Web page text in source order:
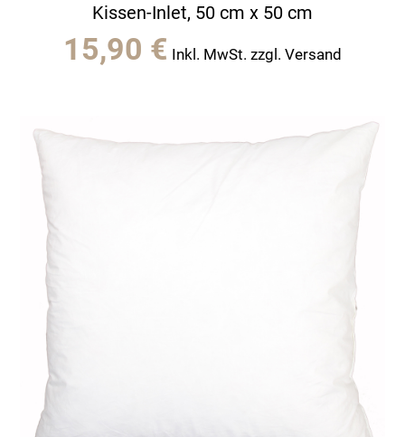
Kissen-Inlet, 50 cm x 50 cm
15,90 € Inkl. MwSt. zzgl. Versand